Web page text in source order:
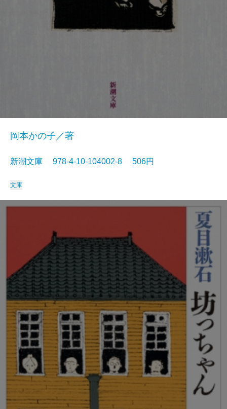
岡本かの子／著
新潮文庫 978-4-10-104002-8 506円
文庫